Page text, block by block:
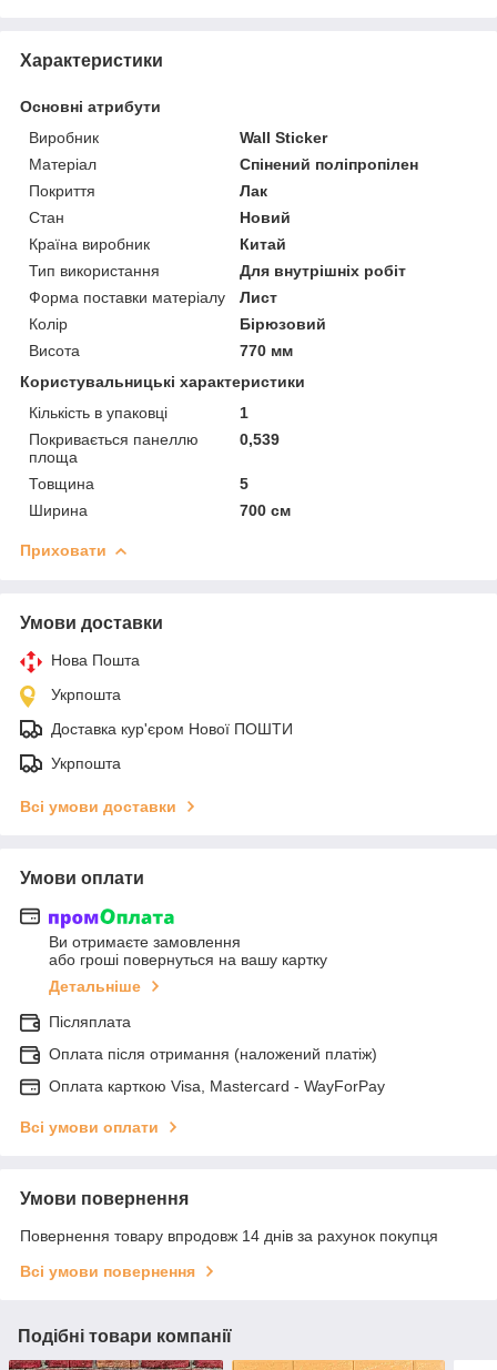
Характеристики
Основні атрибути
Виробник
Wall Sticker
Матеріал
Спінений поліпропілен
Покриття
Лак
Стан
Новий
Країна виробник
Китай
Тип використання
Для внутрішніх робіт
Форма поставки матеріалу
Лист
Колір
Бірюзовий
Висота
770 мм
Користувальницькі характеристики
Кількість в упаковці
1
Покривається панеллю
площа
0,539
Товщина
5
Ширина
700 см
Приховати
Умови доставки
Нова Пошта
Укрпошта
Доставка кур'єром Нової ПОШТИ
Укрпошта
Всі умови доставки
Умови оплати
Ви отримаєте замовлення
або гроші повернуться на вашу картку
Детальніше
Післяплата
Оплата після отримання (наложений платіж)
Оплата карткою Visa, Mastercard - WayForPay
Всі умови оплати
Умови повернення
Повернення товару впродовж 14 днів за рахунок покупця
Всі умови повернення
Подібні товари компанії